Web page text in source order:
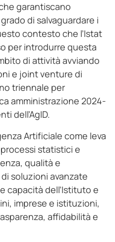
garantiscano
di salvaguardare i
contesto che l’Istat
per introdurre questa
di attività avviando
e joint venture di
triennale per
amministrazione 2024-
dell’AgID.
Artificiale come leva
statistici e
qualità e
soluzioni avanzate
capacità dell’Istituto e
imprese e istituzioni,
affidabilità e